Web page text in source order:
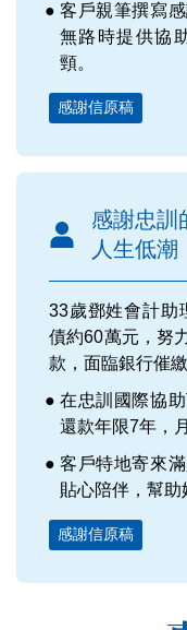
客戶親筆撰寫
無路時提供協
頸。
感謝信原稿
感謝忠訓
人生低潮
33歲鄧姓會計助
債約60萬元，努
款，面臨銀行催繳
在忠訓國際協
還款年限7年，
客戶特地寄來
貼心陪伴，幫助
感謝信原稿